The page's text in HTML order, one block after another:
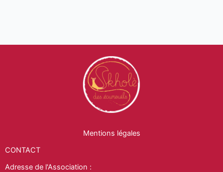
Mentions légales
CONTACT
Adresse de l'Association :